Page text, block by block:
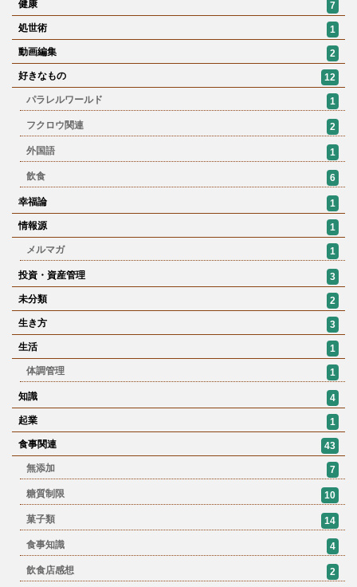
健康
7
処世術
1
動画編集
2
好きなもの
12
パラレルワールド
1
フクロウ関連 2
外国語 1
飲食 6
幸福論
1
情報源
1
メルマガ
1
投資・資産管理
3
未分類
2
生き方
3
生活
1
体調管理
1
知識
4
起業
1
食事関連
43
無添加
7
糖質制限 10
菓子類 14
食事知識 4
飲食店感想 2